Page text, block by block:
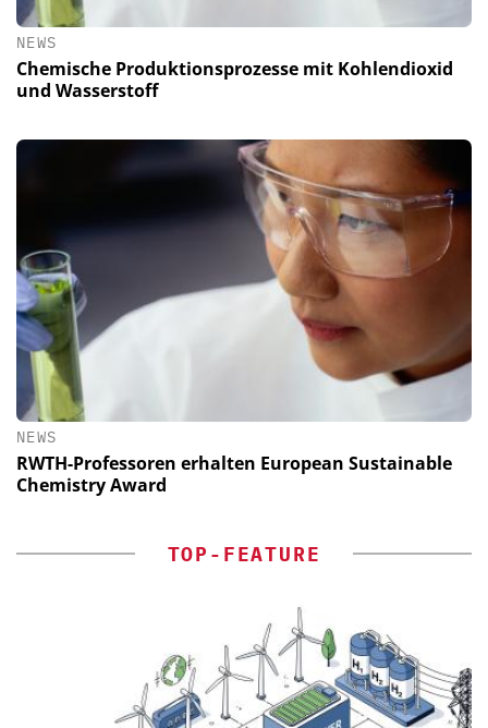
NEWS
Chemische Produktionsprozesse mit Kohlendioxid
und Wasserstoff
NEWS
RWTH-Professoren erhalten European Sustainable
Chemistry Award
TOP-FEATURE